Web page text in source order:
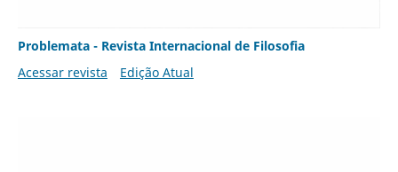
Problemata - Revista Internacional de Filosofia
Acessar revista
Edição Atual